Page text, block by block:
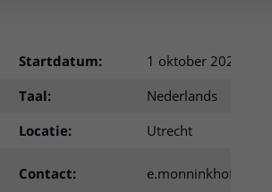
Startdatum:
1 oktober 2020
Taal:
Nederlands
Locatie: Utrecht
Contact: